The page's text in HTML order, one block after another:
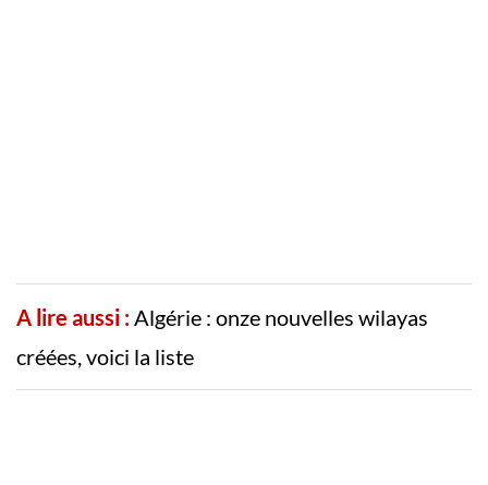
A lire aussi : Algérie : onze nouvelles wilayas
créées, voici la liste